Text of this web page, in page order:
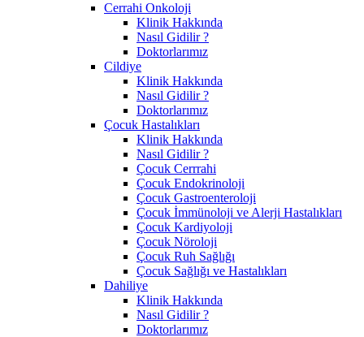
Cerrahi Onkoloji
Klinik Hakkında
Nasıl Gidilir ?
Doktorlarımız
Cildiye
Klinik Hakkında
Nasıl Gidilir ?
Doktorlarımız
Çocuk Hastalıkları
Klinik Hakkında
Nasıl Gidilir ?
Çocuk Cerrrahi
Çocuk Endokrinoloji
Çocuk Gastroenteroloji
Çocuk İmmünoloji ve Alerji Hastalıkları
Çocuk Kardiyoloji
Çocuk Nöroloji
Çocuk Ruh Sağlığı
Çocuk Sağlığı ve Hastalıkları
Dahiliye
Klinik Hakkında
Nasıl Gidilir ?
Doktorlarımız